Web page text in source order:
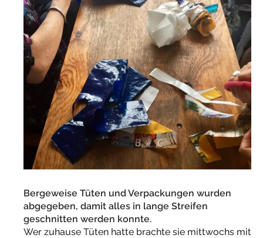
Bergeweise Tüten und Verpackungen wurden
abgegeben, damit alles in lange Streifen
geschnitten werden konnte.
Wer zuhause Tüten hatte brachte sie mittwochs mit